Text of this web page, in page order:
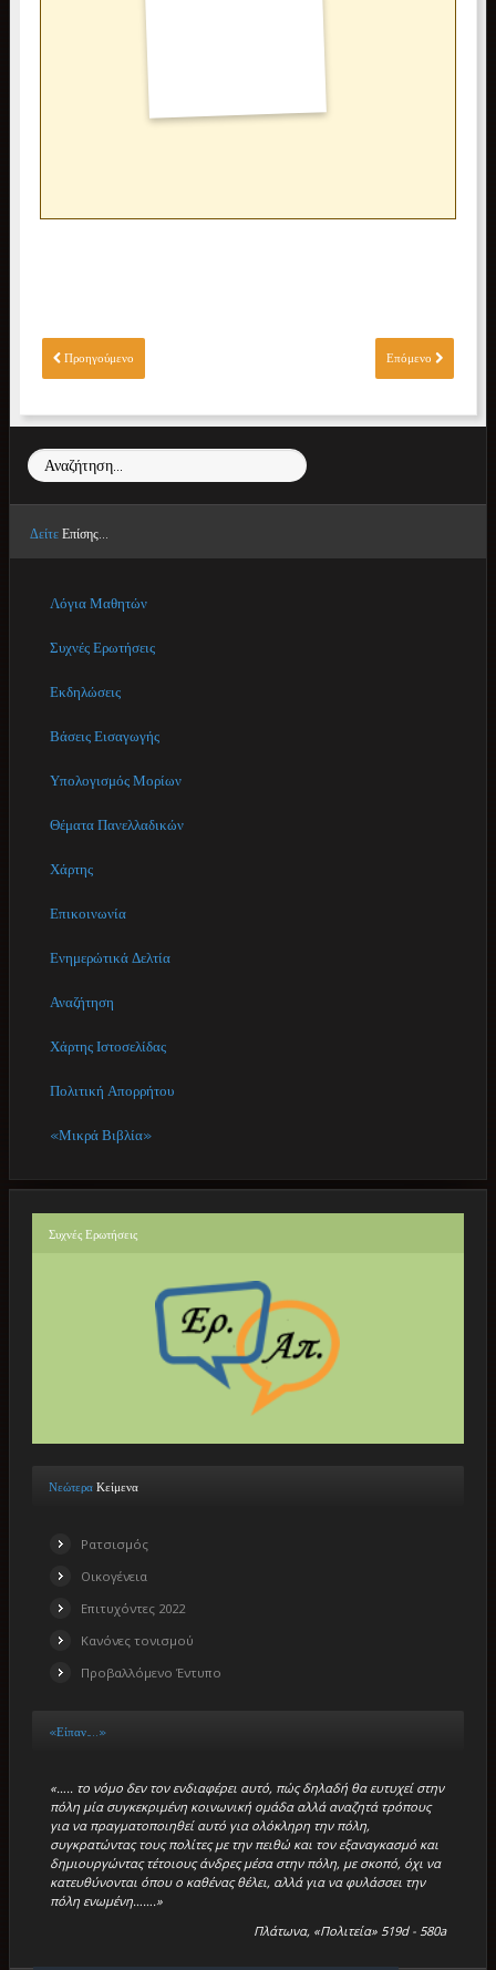
Προηγούμενο Επόμενο
Αναζήτηση...
Δείτε Επίσης...
Λόγια Μαθητών
Συχνές Ερωτήσεις
Εκδηλώσεις
Βάσεις Εισαγωγής
Υπολογισμός Μορίων
Θέματα Πανελλαδικών
Χάρτης
Επικοινωνία
Ενημερώτικά Δελτία
Αναζήτηση
Χάρτης Ιστοσελίδας
Πολιτική Απορρήτου
«Μικρά Βιβλία»
Συχνές Ερωτήσεις
Νεώτερα Κείμενα
Ρατσισμός
Οικογένεια
Επιτυχόντες 2022
Κανόνες τονισμού
Προβαλλόμενο Έντυπο
«Είπαν…..»
«….. το νόμο δεν τον ενδιαφέρει αυτό, πώς δηλαδή θα ευτυχεί στην
πόλη μία συγκεκριμένη κοινωνική ομάδα αλλά αναζητά τρόπους
για να πραγματοποιηθεί αυτό για ολόκληρη την πόλη,
συγκρατώντας τους πολίτες με την πειθώ και τον εξαναγκασμό και
δημιουργώντας τέτοιους άνδρες μέσα στην πόλη, με σκοπό, όχι να
κατευθύνονται όπου ο καθένας θέλει, αλλά για να φυλάσσει την
πόλη ενωμένη…….»
Πλάτωνα, «Πολιτεία» 519d - 580a